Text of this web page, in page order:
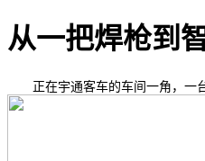
从一把焊枪到
正在宇通客车的车间一角，一台